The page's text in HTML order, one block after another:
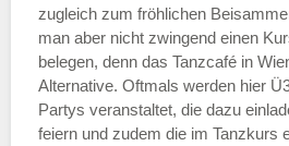
zugleich zum fröhlichen
man aber nicht zwingend einen
belegen, denn das Tanzcafé in
Alternative. Oftmals werden hier
Partys veranstaltet, die dazu
feiern und zudem die im Tanzkurs